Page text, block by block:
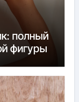
полный
фигуры